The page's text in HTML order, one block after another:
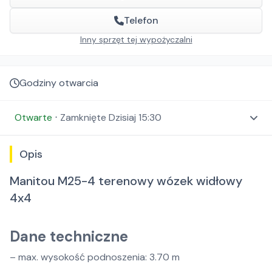
Telefon
Inny sprzęt tej wypożyczalni
Godziny otwarcia
Otwarte ⋅ Zamknięte Dzisiaj 15:30
Opis
Manitou M25-4 terenowy wózek widłowy
4x4
Dane techniczne
– max. wysokość podnoszenia: 3.70 m